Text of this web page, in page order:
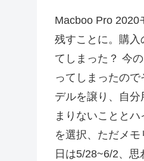
Macboo Pro 2020
残すことに。購
てしまった？ 今
ってしまったの
デルを譲り、自
まりないことと
を選択、ただメ
日は5/28~6/2、